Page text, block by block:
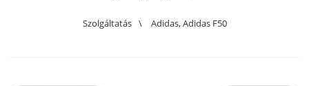
Szolgáltatás \ Adidas,Adidas F50